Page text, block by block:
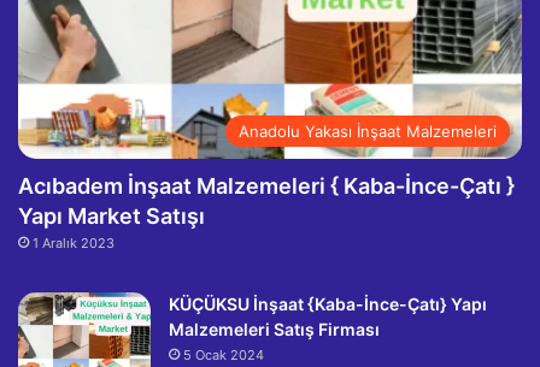
Anadolu Yakası İnşaat Malzemeleri
Acıbadem İnşaat Malzemeleri { Kaba-İnce-Çatı }
Yapı Market Satışı
1 Aralık 2023
KÜÇÜKSU İnşaat {Kaba-İnce-Çatı} Yapı
Malzemeleri Satış Firması
5 Ocak 2024